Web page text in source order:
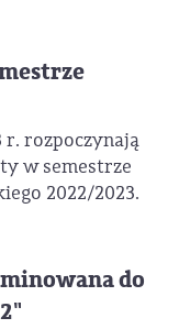
r. rozpoczynają
w semestrze
2022/2023.
do